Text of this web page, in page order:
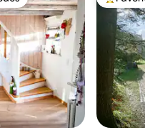
preferido